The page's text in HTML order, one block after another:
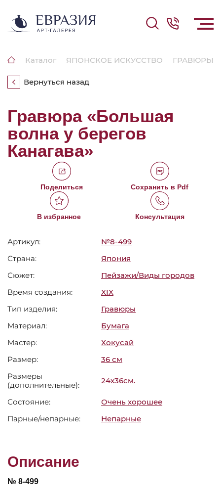
Каталог ЯПОНСКОЕ ИСКУССТВО ГРАВЮРЫ
Вернуться назад
Гравюра «Большая
волна у берегов
Канагава»
Поделиться Сохранить в Pdf
В избранное Консультация
Артикул:
№8-499
Страна:
Япония
Сюжет:
Пейзажи/Виды городов
Время создания:
XIX
Тип изделия:
Гравюры
Материал:
Бумага
Мастер:
Хокусай
Размер:
36 см
Размеры
(дополнительные):
24х36см.
Состояние:
Очень хорошее
Парные/непарные:
Непарные
Описание
№ 8-499